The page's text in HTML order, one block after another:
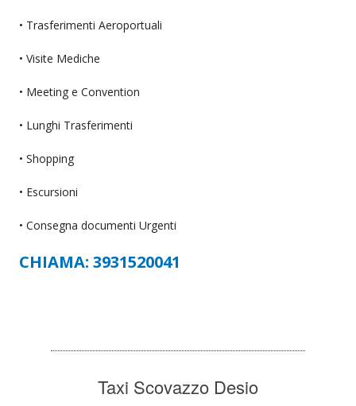
• Trasferimenti Aeroportuali
• Visite Mediche
• Meeting e Convention
• Lunghi Trasferimenti
• Shopping
• Escursioni
• Consegna documenti Urgenti
CHIAMA: 3931520041
Taxi Scovazzo Desio